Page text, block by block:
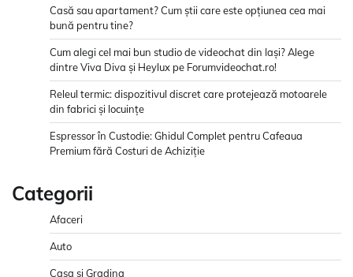
Casă sau apartament? Cum știi care este opțiunea cea mai
bună pentru tine?
Cum alegi cel mai bun studio de videochat din Iași? Alege
dintre Viva Diva și Heylux pe Forumvideochat.ro!
Releul termic: dispozitivul discret care protejează motoarele
din fabrici și locuințe
Espressor în Custodie: Ghidul Complet pentru Cafeaua
Premium fără Costuri de Achiziție
Categorii
Afaceri
Auto
Casa si Gradina